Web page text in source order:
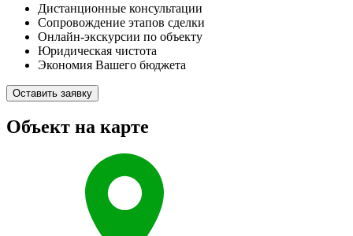
Дистанционные консультации
Сопровождение этапов сделки
Онлайн-экскурсии по объекту
Юридическая чистота
Экономия Вашего бюджета
Оставить заявку
Объект на карте